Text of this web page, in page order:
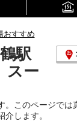
おすすめ
駅
スー
。このページでは
します。